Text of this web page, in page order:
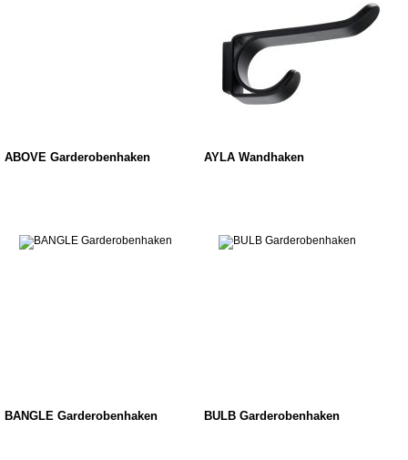
ABOVE Garderobenhaken AYLA Wandhaken
BANGLE Garderobenhaken BULB Garderobenhaken